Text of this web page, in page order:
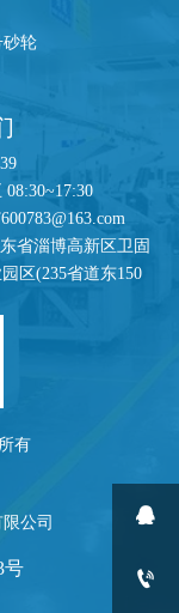
砂轮
省淄博高新区卫固
区(235省道东150
有
公司
号

